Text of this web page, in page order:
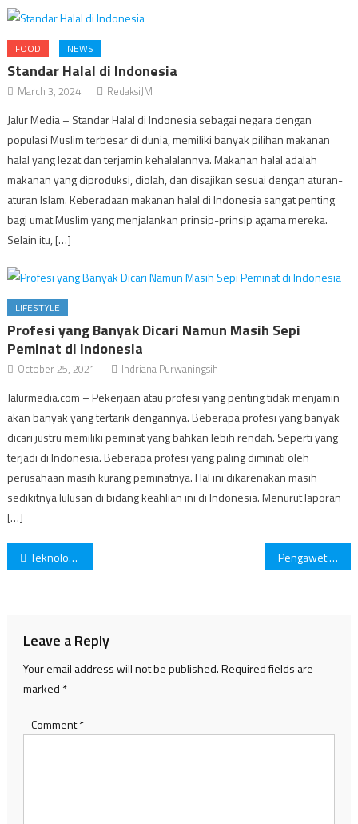
FOOD NEWS
Standar Halal di Indonesia
March 3, 2024 RedaksiJM
Jalur Media – Standar Halal di Indonesia sebagai negara dengan
populasi Muslim terbesar di dunia, memiliki banyak pilihan makanan
halal yang lezat dan terjamin kehalalannya. Makanan halal adalah
makanan yang diproduksi, diolah, dan disajikan sesuai dengan aturan-
aturan Islam. Keberadaan makanan halal di Indonesia sangat penting
bagi umat Muslim yang menjalankan prinsip-prinsip agama mereka.
Selain itu, […]
LIFESTYLE
Profesi yang Banyak Dicari Namun Masih Sepi
Peminat di Indonesia
October 25, 2021 Indriana Purwaningsih
Jalurmedia.com – Pekerjaan atau profesi yang penting tidak menjamin
akan banyak yang tertarik dengannya. Beberapa profesi yang banyak
dicari justru memiliki peminat yang bahkan lebih rendah. Seperti yang
terjadi di Indonesia. Beberapa profesi yang paling diminati oleh
perusahaan masih kurang peminatnya. Hal ini dikarenakan masih
sedikitnya lulusan di bidang keahlian ini di Indonesia. Menurut laporan
[…]
Post
Teknologi Digital yang Jadi Tren di Abad 21 Pengawet Alami Agar Makanan Tidak Mudah Basi
Leave a Reply
Your email address will not be published.Required fields are
marked *
Comment*